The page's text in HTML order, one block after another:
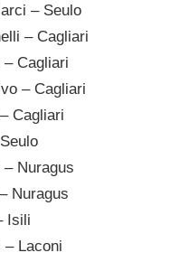
– Seulo
– Cagliari
Cagliari
– Cagliari
Cagliari
Nuragus
Nuragus
Isili
– Laconi